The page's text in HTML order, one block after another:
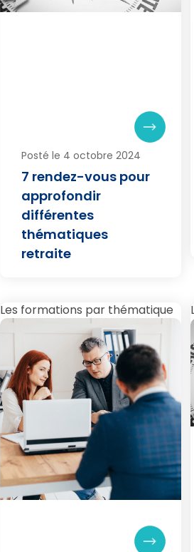
Posté le 4 octobre 2024
7 rendez-vous pour
approfondir
différentes
thématiques
retraite
Les formations par thématique